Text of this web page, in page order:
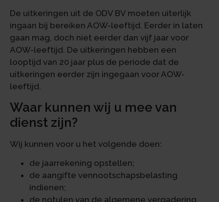
De uitkeringen uit de ODV BV moeten uiterlijk
ingaan bij bereiken AOW-leeftijd. Eerder in laten
gaan mag, doch niet eerder dan vijf jaar voor
AOW-leeftijd. De uitkeringen hebben een
looptijd van 20 jaar plus de periode dat de
uitkeringen eerder zijn ingegaan voor AOW-
leeftijd.
Waar kunnen wij u mee van
dienst zijn?
Wij kunnen voor u het volgende doen:
de jaarrekening opstellen;
de aangifte vennootschapsbelasting
indienen;
de notulen van de algemene vergadering